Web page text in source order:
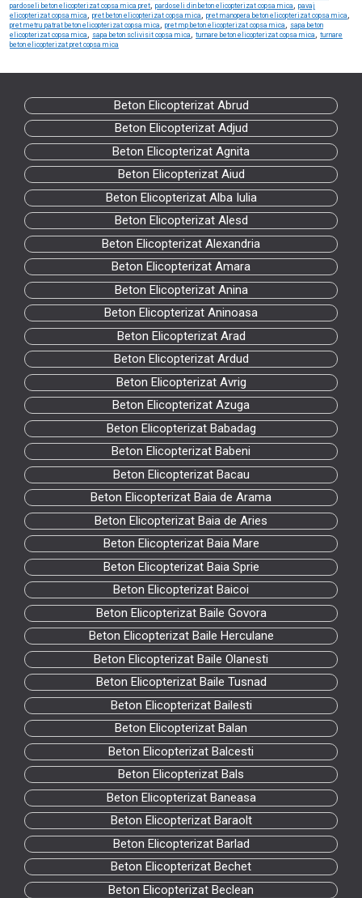
pardoseli beton elicopterizat copsa mica pret,pardoseli din beton elicopterizat copsa mica,pavaj
elicopterizat copsa mica,pret beton elicopterizat copsa mica,pret manopera beton elicopterizat copsa mica
pret metru patrat beton elicopterizat copsa mica,pret mp beton elicopterizat copsa mica,sapa beton
elicopterizat copsa mica,sapa beton sclivisit copsa mica,turnare beton elicopterizat copsa mica,turnare
beton elicopterizat pret copsa mica
Beton Elicopterizat Abrud
Beton Elicopterizat Adjud
Beton Elicopterizat Agnita
Beton Elicopterizat Aiud
Beton Elicopterizat Alba Iulia
Beton Elicopterizat Alesd
Beton Elicopterizat Alexandria
Beton Elicopterizat Amara
Beton Elicopterizat Anina
Beton Elicopterizat Aninoasa
Beton Elicopterizat Arad
Beton Elicopterizat Ardud
Beton Elicopterizat Avrig
Beton Elicopterizat Azuga
Beton Elicopterizat Babadag
Beton Elicopterizat Babeni
Beton Elicopterizat Bacau
Beton Elicopterizat Baia de Arama
Beton Elicopterizat Baia de Aries
Beton Elicopterizat Baia Mare
Beton Elicopterizat Baia Sprie
Beton Elicopterizat Baicoi
Beton Elicopterizat Baile Govora
Beton Elicopterizat Baile Herculane
Beton Elicopterizat Baile Olanesti
Beton Elicopterizat Baile Tusnad
Beton Elicopterizat Bailesti
Beton Elicopterizat Balan
Beton Elicopterizat Balcesti
Beton Elicopterizat Bals
Beton Elicopterizat Baneasa
Beton Elicopterizat Baraolt
Beton Elicopterizat Barlad
Beton Elicopterizat Bechet
Beton Elicopterizat Beclean